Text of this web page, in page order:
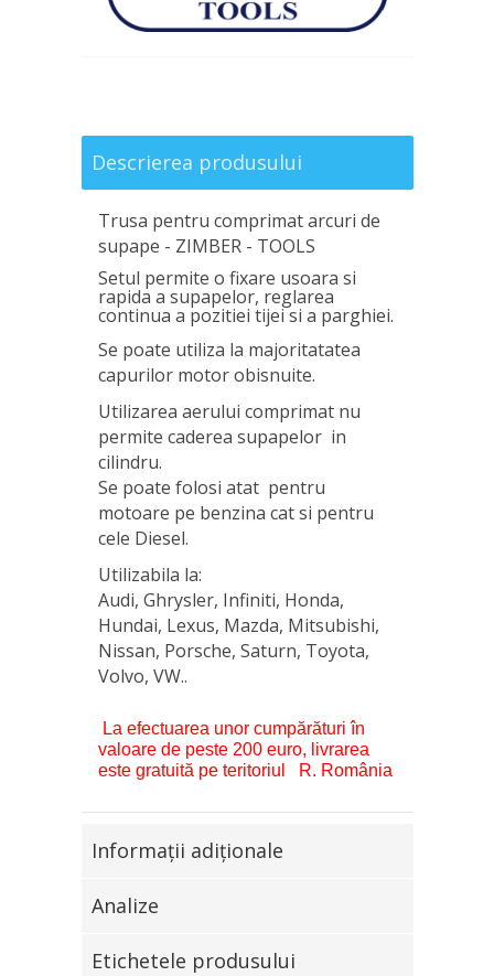
Descrierea produsului
Trusa pentru comprimat arcuri de
supape - ZIMBER - TOOLS
Setul permite o fixare usoara si
rapida a supapelor, reglarea
continua a pozitiei tijei si a parghiei.
Se poate utiliza la majoritatatea
capurilor motor obisnuite.
Utilizarea aerului comprimat nu
permite caderea supapelor in
cilindru.
Se poate folosi atat pentru
motoare pe benzina cat si pentru
cele Diesel.
Utilizabila la:
Audi, Ghrysler, Infiniti, Honda,
Hundai, Lexus, Mazda, Mitsubishi,
Nissan, Porsche, Saturn, Toyota,
Volvo, VW..
La efectuarea unor cumpărături în
valoare de peste 200 euro, livrarea
este gratuită pe teritoriul R. România
Informaţii adiţionale
Analize
Etichetele produsului